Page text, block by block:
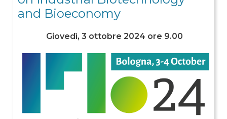
and Bioeconomy
Giovedì, 3 ottobre 2024 ore 9.00